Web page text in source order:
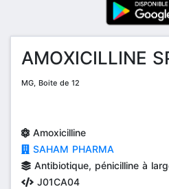
AMOXICILLINE
MG, Boite de 12
Amoxicilline
SAHAM PHARMA
Antibiotique, pénicilline à
J01CA04